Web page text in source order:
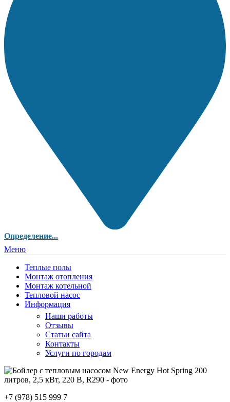
Определение...
Меню
Теплые полы
Монтаж отопления
Монтаж котельной
Тепловой насос
Информация
Наши работы
Отзывы
Статьи сайта
Контакты
Услуги по городам
+7 (978) 515 999 7